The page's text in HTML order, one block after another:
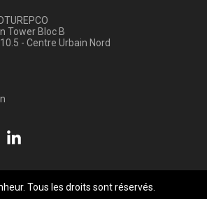
Tower Bloc B
- Centre Urbain Nord
Tous les droits sont réservés.